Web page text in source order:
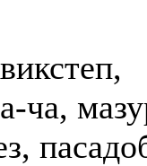
ча,